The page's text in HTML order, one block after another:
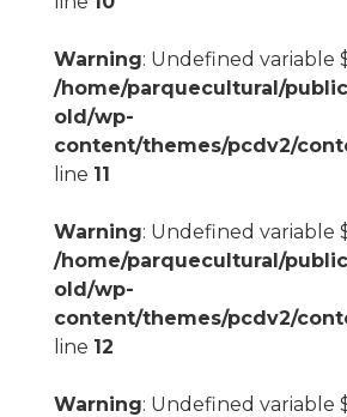
Warning: Undefined variable
/home/parquecultural/
old/wp-
content/themes/pcdv2/
line 11
Warning: Undefined variable
/home/parquecultural/
old/wp-
content/themes/pcdv2/
line 12
Warning: Undefined variable